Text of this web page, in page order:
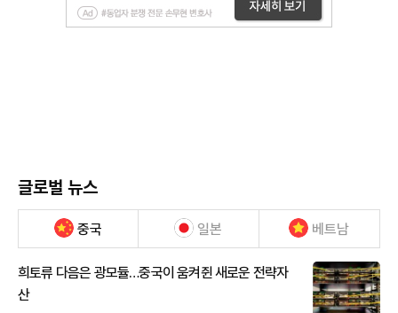
글로벌 뉴스
중국 일본 베트남
희토류 다음은 광모듈…중국이 움켜쥔 새로운 전략자
산